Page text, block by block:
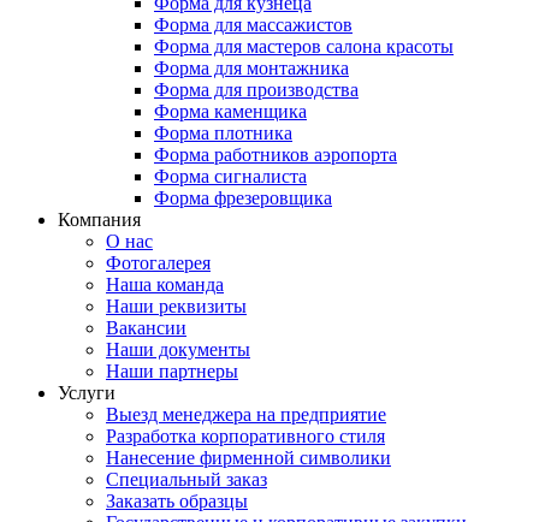
Форма для массажистов
Форма для мастеров салона красоты
Форма для монтажника
Форма для производства
Форма каменщика
Форма плотника
Форма работников аэропорта
Форма сигналиста
Форма фрезеровщика
Компания
О нас
Фотогалерея
Наша команда
Наши реквизиты
Вакансии
Наши документы
Наши партнеры
Услуги
Выезд менеджера на предприятие
Разработка корпоративного стиля
Нанесение фирменной символики
Специальный заказ
Заказать образцы